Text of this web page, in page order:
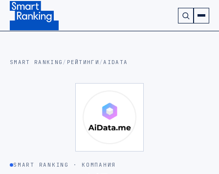
Подписаться на наш канал в Telegram (откроется в
SMART RANKING / РЕЙТИНГИ /AIDATA
SMART RANKING · КОМПАНИЯ